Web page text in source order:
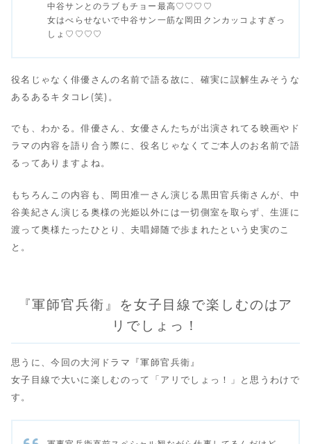
中谷サンとのラブもチョー最高♡♡♡♡
女はべらせないで中谷サン一筋な岡田クンカッコよすぎっ
しょ♡♡♡♡
役名じゃなく俳優さんの名前で語る故に、確実に誤解生みそうな
あるあるキタコレ(笑)。
でも、わかる。俳優さん、女優さんたちが出演されてる映画やド
ラマの内容を語り合う際に、役名じゃなくてご本人のお名前で語
るってありますよね。
もちろんこの内容も、岡田准一さん演じる黒田官兵衛さんが、中
谷美紀さん演じる奥様の光姫以外には一切側室を取らず、生涯に
渡って奥様たったひとり、夫唱婦随で歩まれたという史実のこ
と。
『軍師官兵衛』を女子目線で楽しむのはア
リでしょっ！
思うに、今回の大河ドラマ『軍師官兵衛』
女子目線で大いに楽しむのって「アリでしょっ！」と思うわけで
す。